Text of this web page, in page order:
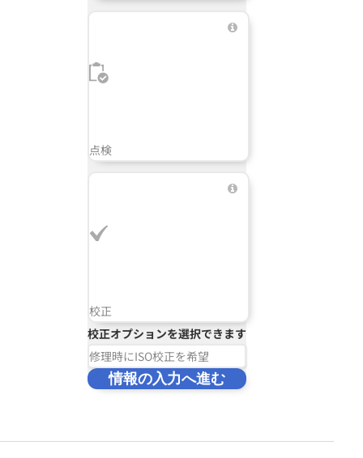
点検
校正
校正オプションを選択できます
修理時にISO校正を希望
情報の入力へ進む